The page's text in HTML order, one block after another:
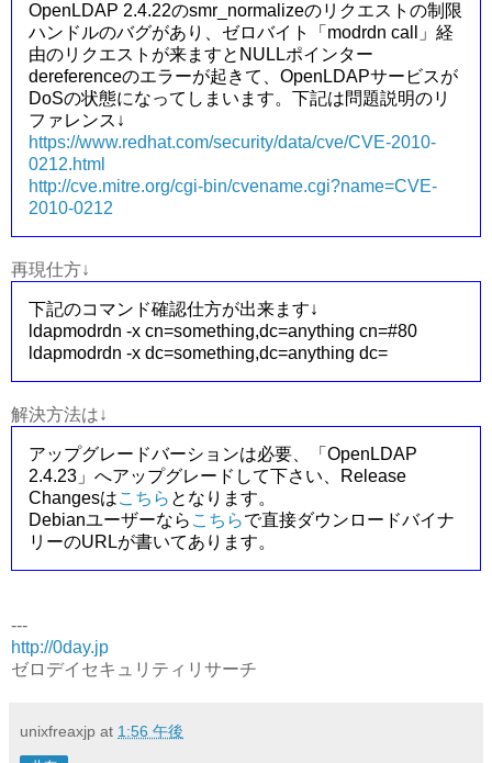
OpenLDAP 2.4.22のsmr_normalizeのリクエストの制限
ハンドルのバグがあり、ゼロバイト「modrdn call」経
由のリクエストが来ますとNULLポインター
dereferenceのエラーが起きて、OpenLDAPサービスが
DoSの状態になってしまいます。下記は問題説明のリ
ファレンス↓
https://www.redhat.com/security/data/cve/CVE-2010-
0212.html
http://cve.mitre.org/cgi-bin/cvename.cgi?name=CVE-
2010-0212
再現仕方↓
下記のコマンド確認仕方が出来ます↓
ldapmodrdn -x cn=something,dc=anything cn=#80
ldapmodrdn -x dc=something,dc=anything dc=
解決方法は↓
アップグレードバーションは必要、「OpenLDAP
2.4.23」へアップグレードして下さい、Release
Changesはこちら となります。
Debianユーザーなら こちらで直接ダウンロードバイナ
リーのURLが書いてあります。
---
http://0day.jp
ゼロデイセキュリティリサーチ
unixfreaxjp at 1:56 午後